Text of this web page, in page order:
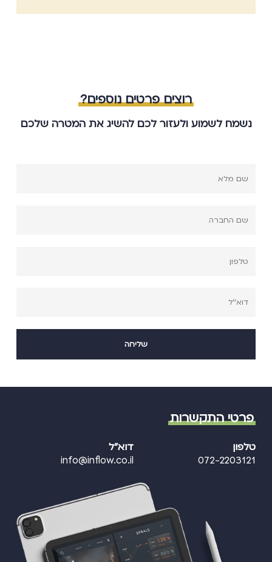
רוצים פרטים נוספים?
נשמח לשמוע ולעזור לכם להשיג את המטרה שלכם
פרטי התקשרות
דוא"ל
info@inflow.co.il
טלפון
072-2203121